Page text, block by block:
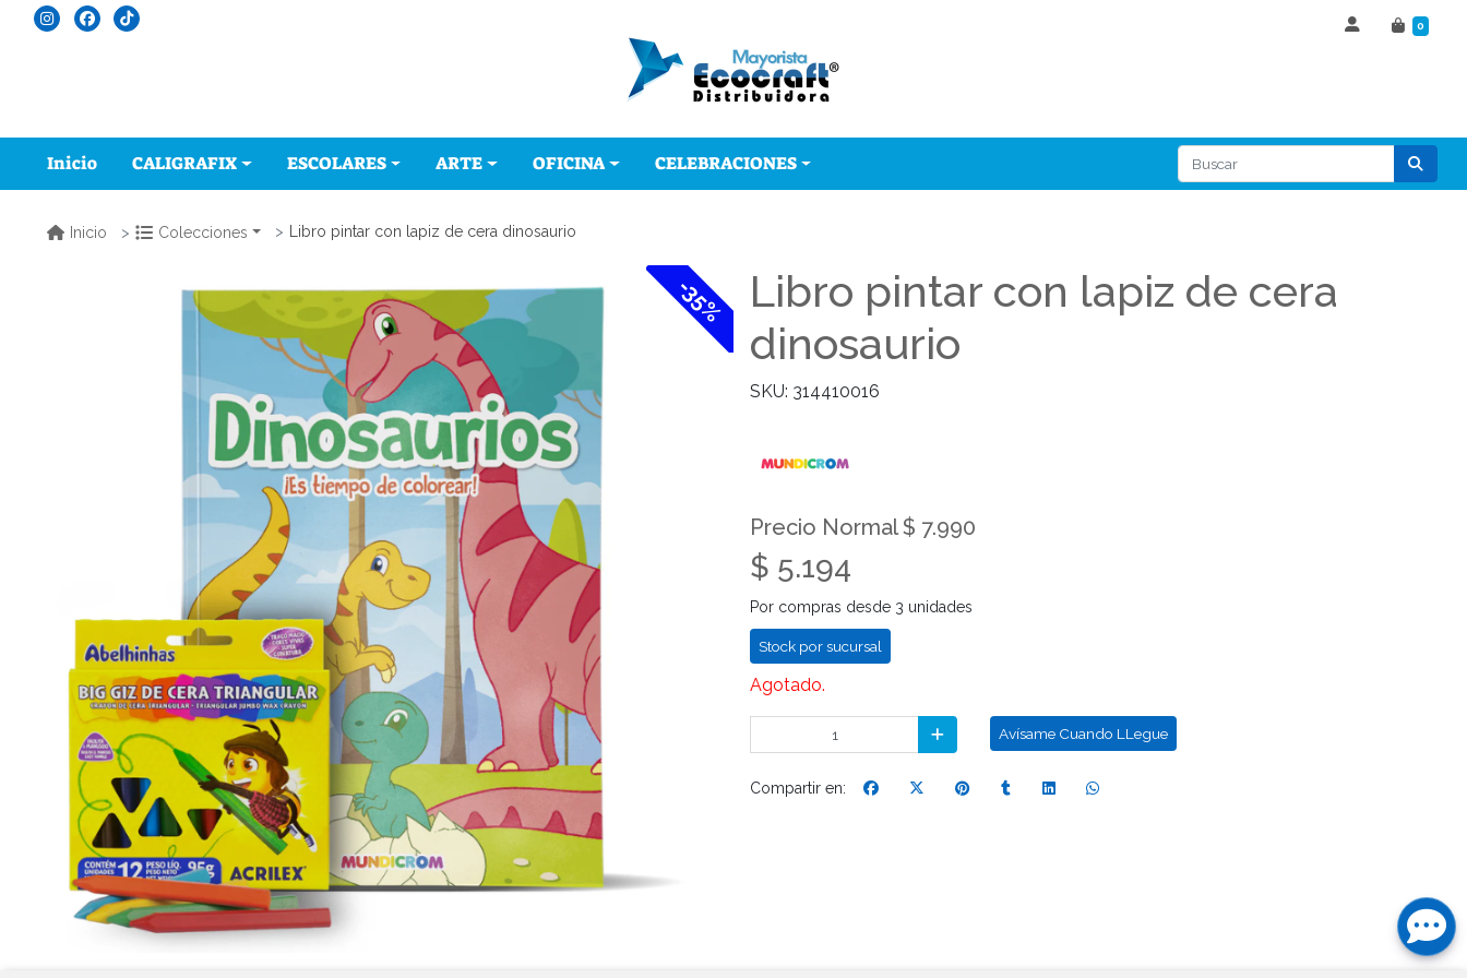
0
Inicio CALIGRAFIX ESCOLARES ARTE OFICINA CELEBRACIONES
Inicio Colecciones Libro pintar con lapiz de cera dinosaurio
-35% Libro pintar con lapiz de cera
dinosaurio
SKU: 314410016
Precio Normal $ 7.990
$ 5.194
Por compras desde 3 unidades
Stock por sucursal
Agotado.
Avísame Cuando LLegue
Compartir en: